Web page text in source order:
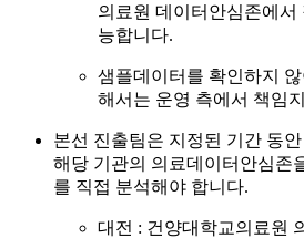
의료원 데이터안심존에
능합니다.
샘플데이터를 확인하지
해서는 운영 측에서 책임
본선 진출팀은 지정된 기간 동
해당 기관의 의료데이터안심존
를 직접 분석해야 합니다.
대전 : 건양대학교의료원